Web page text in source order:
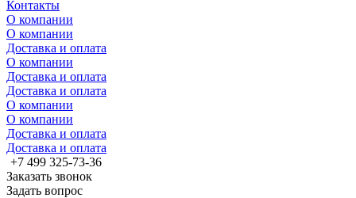
Контакты
О компании
О компании
Доставка и оплата
О компании
Доставка и оплата
Доставка и оплата
О компании
О компании
Доставка и оплата
Доставка и оплата
+7 499 325-73-36
Заказать звонок
Задать вопрос